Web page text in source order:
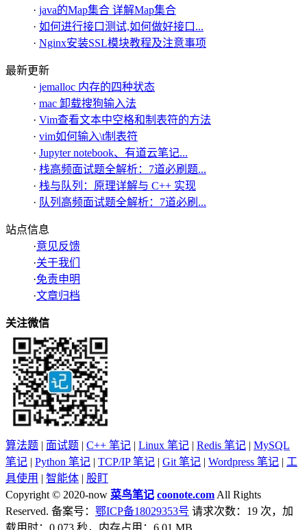
· java的Map集合 详解Map集合
· 如何进行接口测试,如何做好接口...
· Nginx安装SSL模块教程及注意事项
最新更新
· jemalloc 内存的四种状态
· mac 卸载搜狗输入法
· Vim查看文本中空格和制表符的方法
· vim如何输入\t制表符
· Jupyter notebook、有道云笔记...
· 栈高频面试题全解析：7道必刷题...
· 栈与队列：原理详解与 C++ 实现
· 队列高频面试题全解析：7道必刷...
站点信息
·意见反馈
·关于我们
·免责申明
·文章归档
关注微信
算法题 | 面试题 | C++ 笔记 | Linux 笔记 | Redis 笔记 | MySQL
笔记 | Python 笔记 | TCP/IP 笔记 | Git 笔记 | Wordpress 笔记 | 工
具使用 | 智能体 | 股盯
Copyright © 2020-now 菜鸟笔记 coonote.com All Rights
Reserved. 备案号： 鄂ICP备18029353号 请求次数：19 次，加
载用时：0.073 秒，内存占用：6.01 MB